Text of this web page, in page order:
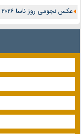
عکس نجومی روز ناسا 2026 از شگفتی های جهان